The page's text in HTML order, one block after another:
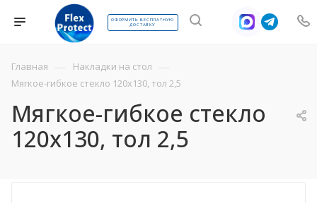
ОФОРМИТЬ БЕСПЛАТНУЮ
ДОСТАВКУ
Главная — Накладки на стол —
Мягкое-гибкое стекло 120х130, тол 2,5
Мягкое-гибкое стекло
120х130, тол 2,5